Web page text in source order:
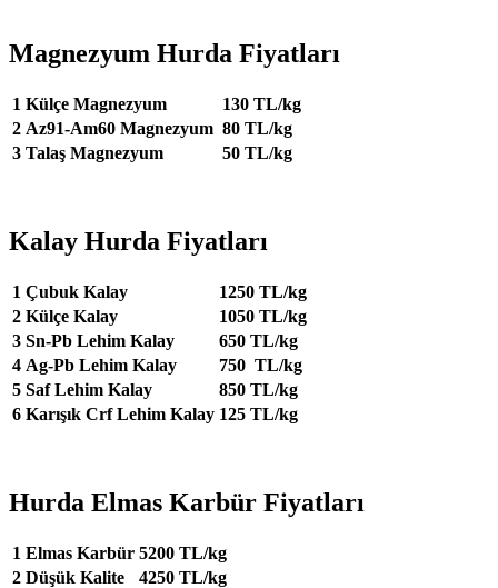
Magnezyum Hurda Fiyatları
1 Külçe Magnezyum
130 TL/kg
2 Az91-Am60 Magnezyum 80 TL/kg
3 Talaş Magnezyum 50 TL/kg
Kalay Hurda Fiyatları
1 Çubuk Kalay
1250 TL/kg
2 Külçe Kalay
1050 TL/kg
3 Sn-Pb Lehim Kalay
650 TL/kg
4 Ag-Pb Lehim Kalay
750 TL/kg
5 Saf Lehim Kalay
850 TL/kg
6 Karışık Crf Lehim Kalay 125 TL/kg
Hurda Elmas Karbür Fiyatları
1 Elmas Karbür 5200 TL/kg
2 Düşük Kalite
4250 TL/kg